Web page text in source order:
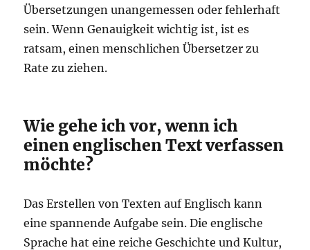
Übersetzungen unangemessen oder fehlerhaft
sein. Wenn Genauigkeit wichtig ist, ist es
ratsam, einen menschlichen Übersetzer zu
Rate zu ziehen.
Wie gehe ich vor, wenn ich
einen englischen Text verfassen
möchte?
Das Erstellen von Texten auf Englisch kann
eine spannende Aufgabe sein. Die englische
Sprache hat eine reiche Geschichte und Kultur,